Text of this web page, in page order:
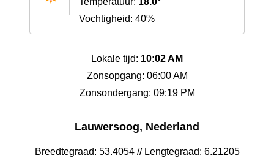
Vochtigheid: 40%
Lokale tijd: 10:02 AM
Zonsopgang: 06:00 AM
Zonsondergang: 09:19 PM
Lauwersoog, Nederland
Breedtegraad: 53.4054 // Lengtegraad: 6.21205